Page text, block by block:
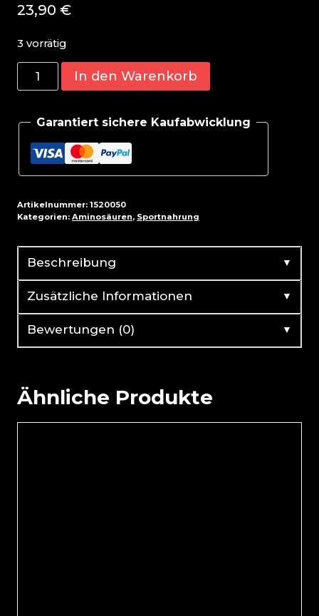
23,90 €
3 vorrätig
MST
-
500g
Menge
In den Warenkorb
Garantiert sichere Kaufabwicklung
Artikelnummer: 1520050
Kategorien: Aminosäuren, Sportnahrung
Beschreibung ▼
Zusätzliche Informationen ▼
Bewertungen (0) ▼
Ähnliche Produkte